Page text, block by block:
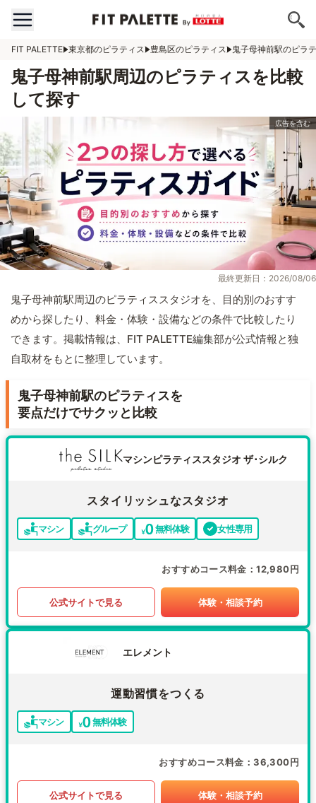
FIT PALETTE 東京都のピラティス 豊島区のピラティス 鬼子母神前駅のピラ
鬼子母神前駅周辺のピラティスを比較
して探す
最終更新日：2026/08/06
鬼子母神前駅周辺のピラティススタジオを、目的別のおすす
めから探したり、料金・体験・設備などの条件で比較したり
できます。掲載情報は、FIT PALETTE編集部が公式情報と独
自取材をもとに整理しています。
鬼子母神前駅のピラティスを
要点だけでサクッと比較
マシンピラティススタジオ ザ･シルク
スタイリッシュなスタジオ
マシン グループ 無料体験 女性専用
おすすめコース料金 12,980円
公式サイトで見る 体験・相談予約
エレメント
運動習慣をつくる
マシン 無料体験
おすすめコース料金 36,300円
公式サイトで見る 体験・相談予約